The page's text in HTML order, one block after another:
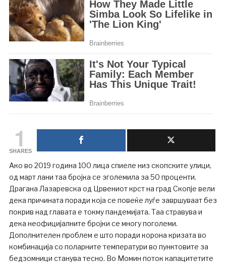
1
SHARES
Ако во 2019 година 100 лица спиеле низ скопските улици,
од март лани таа бројка се зголемила за 50 проценти.
Драгана Лазаревска од Црвениот крст на град Скопје вели
дека причината поради која се повеќе луѓе завршуваат без
покрив над главата е токму пандемијата. Таа стравува и
дека неофицијалните бројки се многу поголеми.
Дополнителен проблем е што поради корона кризата во
комбинација со поларните температури во пунктовите за
бедзомници станува тесно. Во Момин поток капацитетите